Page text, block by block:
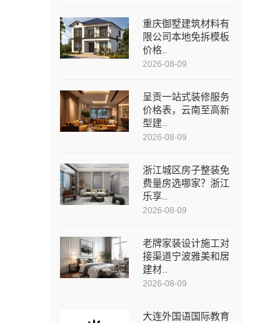
重庆御墅建筑材料有
限公司本地免拆模板
价格..
2026-08-09
呈贡一站式装修服务
价格表，云南至高新
型建..
2026-08-09
浙江城区房子整装免
费量房选哪家？浙江
乐享..
2026-08-09
老牌家装设计施工对
接渠道宁波雅美和居
建材..
2026-08-09
大连外国语国际教育